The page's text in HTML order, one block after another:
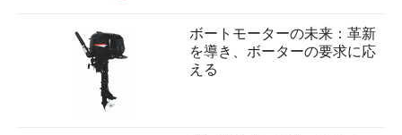
ボートモーターの未来：革新
を導き、ボーターの要求に応
える